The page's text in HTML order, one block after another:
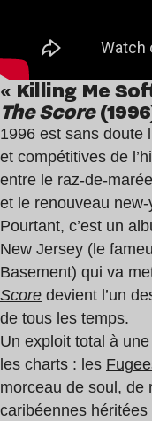
« Killing Me
The Score
1996 est sans doute
et compétitives de
entre le raz-de-
et le renouveau
Pourtant, c’est un
New Jersey (le
Basement) qui va
Score devient l’un
de tous les temps.
Un exploit total à
les charts : les
morceau de soul, de
caribéennes